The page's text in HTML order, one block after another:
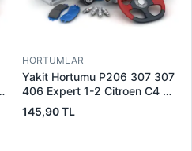
HORTUMLAR
Yakit Hortumu P206 307 307
406 Expert 1-2 Citroen C4 C5
Jumpy Xsara 2.0 Hdi 99>07 |
WINTECH 0500208 | OEM
145,90 TL